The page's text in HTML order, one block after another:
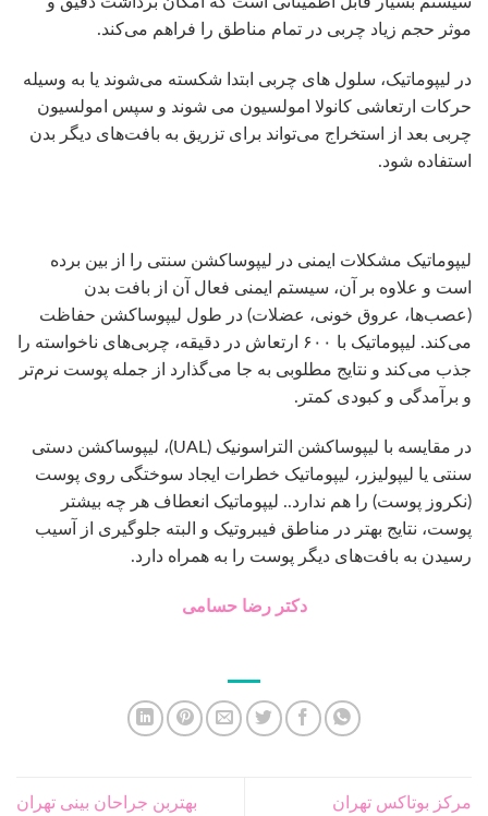
موثر حجم زیاد چربی در تمام مناطق را فراهم می‌کند.
در لیپوماتیک، سلول های چربی ابتدا شکسته می‌شوند یا به وسیله
حرکات ارتعاشی کانولا امولسیون می شوند و سپس امولسیون
چربی بعد از استخراج می‌تواند برای تزریق به بافت‌های دیگر بدن
استفاده شود.
لیپوماتیک مشکلات ایمنی در لیپوساکشن سنتی را از بین برده
است و علاوه بر آن، سیستم ایمنی فعال آن از بافت بدن
(عصب‌ها، عروق خونی، عضلات) در طول لیپوساکشن حفاظت
می‌کند. لیپوماتیک با ۶۰۰ ارتعاش در دقیقه، چربی‌های ناخواسته را
جذب می‌کند و نتایج مطلوبی به جا می‌گذارد از جمله پوست نرم‌تر
و برآمدگی‌ و کبودی کمتر.
در مقایسه با لیپوساکشن التراسونیک (UAL)، لیپوساکشن دستی
سنتی یا لیپولیزر، لیپوماتیک خطرات ایجاد سوختگی روی پوست
(نکروز پوست) را هم ندارد.. لیپوماتیک انعطاف هر چه بیشتر
پوست، نتایج بهتر در مناطق فیبروتیک و البته جلوگیری از آسیب
رسیدن به بافت‌های دیگر پوست را به همراه دارد.
دکتر رضا حسامی
مرکز بوتاکس تهران بهتربن جراحان بینی تهران